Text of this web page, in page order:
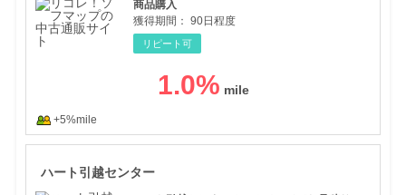
商品購入
獲得期間： 90日程度
リピート可
1.0%
+5%mile
ハート引越センター